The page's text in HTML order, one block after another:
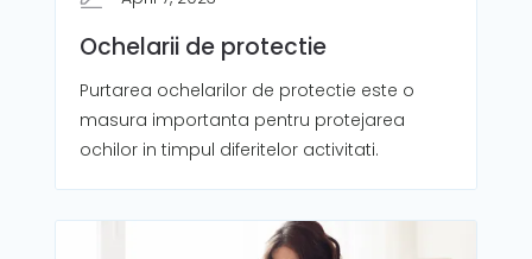
Ochelarii de protectie
Purtarea ochelarilor de protectie este o
masura importanta pentru protejarea
ochilor in timpul diferitelor activitati.‍